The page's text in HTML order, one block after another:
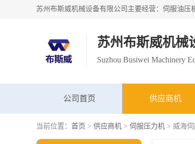
苏州布斯威机械
Suzhou Busiwei Machinery
公司首页 供应商机
当前位置： 首页 > 供应商机 > 伺服压力机 > 威海